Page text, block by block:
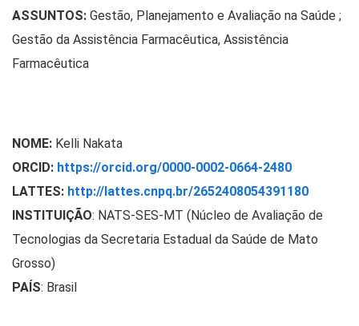
ASSUNTOS: Gestão, Planejamento e Avaliação na Saúde ;
Gestão da Assistência Farmacêutica, Assistência
Farmacêutica
NOME: Kelli Nakata
ORCID: https://orcid.org/0000-0002-0664-2480
LATTES: http://lattes.cnpq.br/2652408054391180
INSTITUIÇÃO: NATS-SES-MT (Núcleo de Avaliação de
Tecnologias da Secretaria Estadual da Saúde de Mato
Grosso)
PAÍS: Brasil